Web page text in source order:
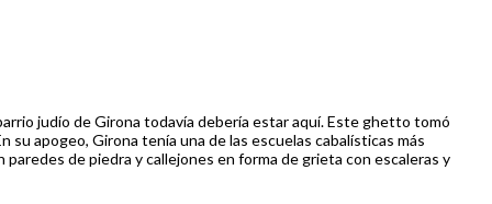
judío de Girona todavía debería estar aquí. Este ghetto tomó
su apogeo, Girona tenía una de las escuelas cabalísticas más
de piedra y callejones en forma de grieta con escaleras y